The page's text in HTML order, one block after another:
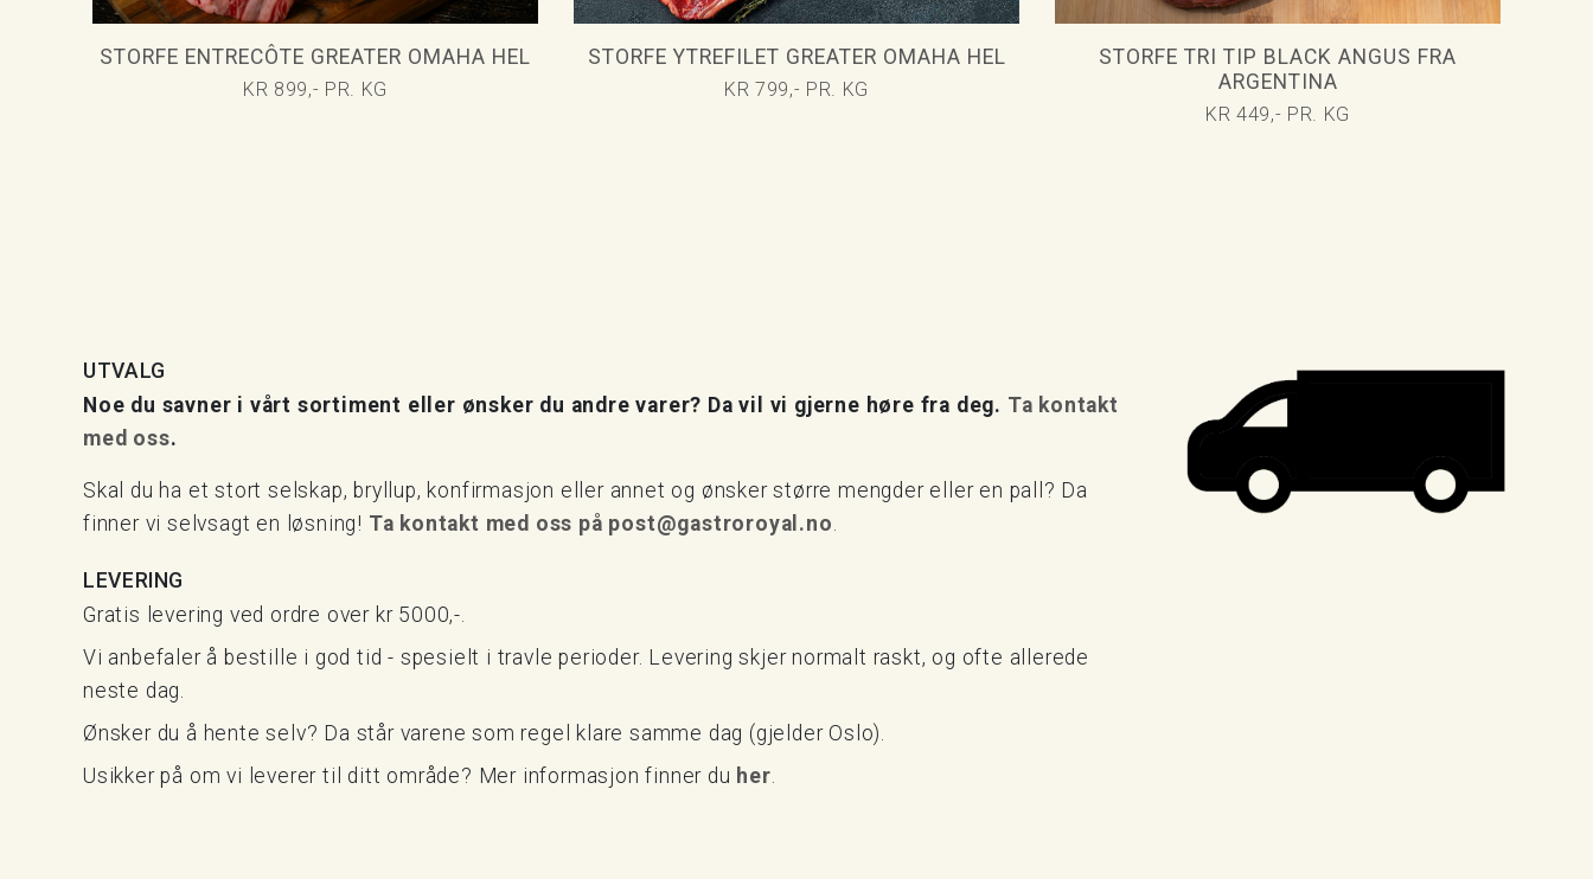
STORFE ENTRECÔTE GREATER OMAHA HEL
KR 899,- PR. KG
STORFE YTREFILET GREATER OMAHA HEL
KR 799,- PR. KG
STORFE TRI TIP BLACK ANGUS FRA
ARGENTINA
KR 449,- PR. KG
UTVALG
Noe du savner i vårt sortiment eller ønsker du andre varer? Da vil vi gjerne høre fra deg. Ta kontakt
med oss.
Skal du ha et stort selskap, bryllup, konfirmasjon eller annet og ønsker større mengder eller en pall? Da
finner vi selvsagt en løsning! Ta kontakt med oss på post@gastroroyal.no.
LEVERING
Gratis levering ved ordre over kr 5000,-.
Vi anbefaler å bestille i god tid - spesielt i travle perioder. Levering skjer normalt raskt, og ofte allerede
neste dag.
Ønsker du å hente selv? Da står varene som regel klare samme dag (gjelder Oslo).
Usikker på om vi leverer til ditt område? Mer informasjon finner du her.